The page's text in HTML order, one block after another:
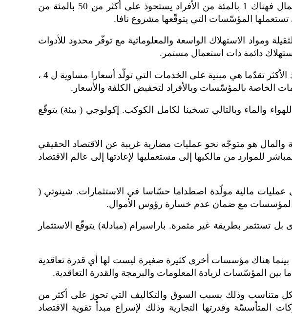
مشكلة 11- الثروة هي محصورة ببعض الأشخاص فقط: بسبب تمركز وسائل الإنتاج والمال فهناك 1 بالمئة من الأفراد يستحوذ على أكثر من 50 بالمئة من
تستعملها المؤسّسات التي يتوقّعها مشروع نافا.
ومواد الاستهلاك الواسعة والمعلوماتية مع توفّر محدود للأدوات
استهلاك دائمة ذات استعمال مستمر.
مشكلة 13- ثمن الخدمات لا يحتمل. أربع أخماس الإنتاج الداخلي القائم من موارد الاقتصاد الأكثر تقدّما هي مبنية على الخدمات التي تولّد أسعارا مساوية ل 4 ،
للهواء والماء وبالتالي تسخينا لكامل الكوكب. إكولوجي ( بيئة) يتوقّع
على الأقل 95 بالمئة من صفقات العملة والمال هو متوجّه نحو عمليات مضاربة غريبة عن الاقتصاد الحقيقي
للموارد من مالكيها إلى مستعمليها لإعادتها إلى عالم الاقتصاد
عمليات مالية مولّدة اصطداما حسّاسا في الاستثمارات. شينوتي (
المؤسسات مع ضمان عدم خسارة رؤوس الأموال.
بل تستثمر بطريقة غير مثمرة. باراسبرام (مبادلة) يتوقّع الاستثمار
بينما هناك مؤسسات أخرى كثيرة صغيرة ليست لها أي قدرة تعاقدية
ما بين المؤسّسات لزيادة المعلومات والبرمجة والقدرة التعاقدية.
متناسب وذلك بسبب السوق والتكاليف التي تحوز على أكثر من
المتأسسّة وقدرتها التجارية وذلك لإسراع مبدأ تقوية الاقتصاد